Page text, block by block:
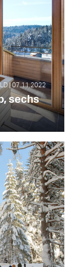
| 07.11.2022
sechs